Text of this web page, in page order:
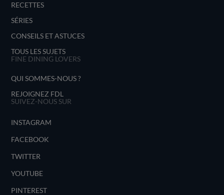
RECETTES
SÉRIES
CONSEILS ET ASTUCES
TOUS LES SUJETS
FINE DINING LOVERS
QUI SOMMES-NOUS ?
REJOIGNEZ FDL
SUIVEZ-NOUS SUR
INSTAGRAM
FACEBOOK
TWITTER
YOUTUBE
PINTEREST